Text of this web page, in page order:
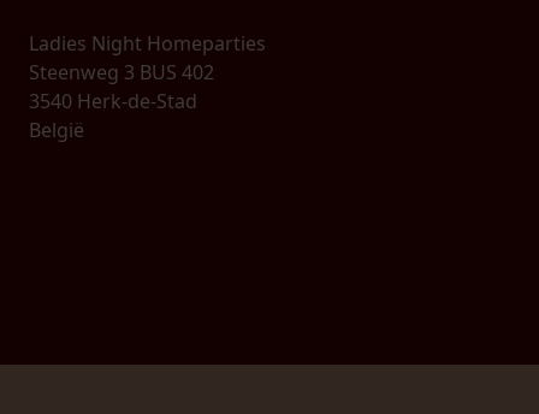
Ladies Night Homeparties
Steenweg 3 BUS 402
3540 Herk-de-Stad
België